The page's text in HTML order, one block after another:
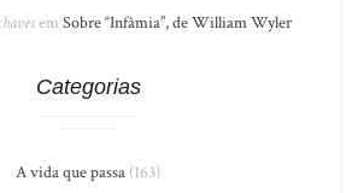
em Sobre “Infâmia”, de William Wyler
Categorias
A vida que passa (163)